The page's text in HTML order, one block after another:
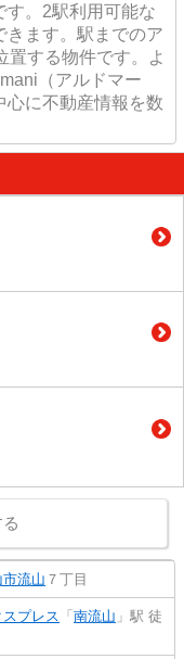
す。2駅利用可能な
きます。駅までのア
置する物件です。よ
（アルドマー
心に不動産情報を数
市流山 ７丁目
プレス 「 南流山 」駅 徒